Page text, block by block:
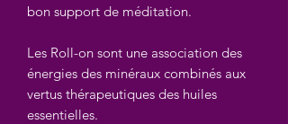
bon support de méditation.
Les Roll-on sont une association des
énergies des minéraux combinés aux
vertus thérapeutiques des huiles
essentielles.